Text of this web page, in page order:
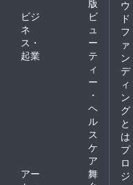
ビジ
ネ
ス・
起業
ビ
ュ
ー
テ
ィ
ー
・
ヘ
ル
ス
ケ
ア
アー
舞
ウ
ド
フ
ァ
ン
デ
ィ
ン
グ
と
は
プ
ロ
ジ